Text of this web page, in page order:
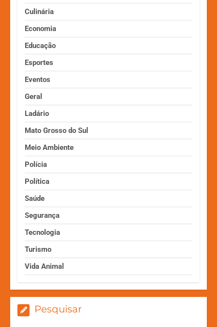
Culinária
Economia
Educação
Esportes
Eventos
Geral
Ladário
Mato Grosso do Sul
Meio Ambiente
Polícia
Política
Saúde
Segurança
Tecnologia
Turismo
Vida Animal
Pesquisar